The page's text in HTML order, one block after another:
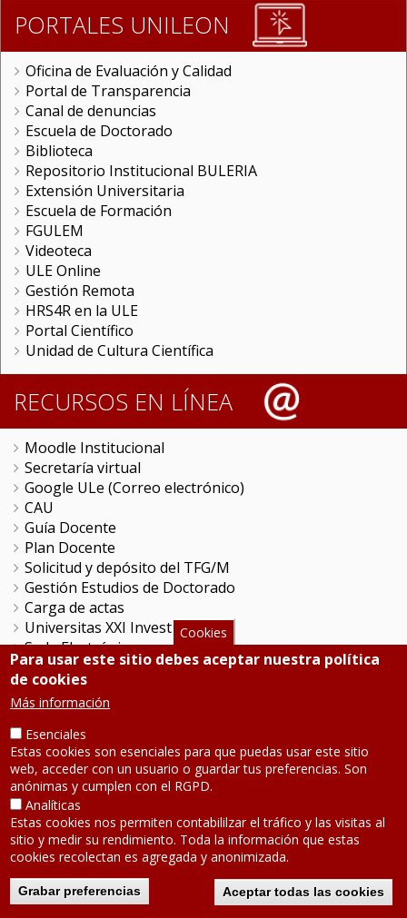
PORTALES UNILEON
Oficina de Evaluación y Calidad
Portal de Transparencia
Canal de denuncias
Escuela de Doctorado
Biblioteca
Repositorio Institucional BULERIA
Extensión Universitaria
Escuela de Formación
FGULEM
Videoteca
ULE Online
Gestión Remota
HRS4R en la ULE
Portal Científico
Unidad de Cultura Científica
RECURSOS EN LÍNEA
Moodle Institucional
Secretaría virtual
Google ULe (Correo electrónico)
CAU
Guía Docente
Plan Docente
Solicitud y depósito del TFG/M
Gestión Estudios de Doctorado
Carga de actas
Universitas XXI Investigación
Sede Electrónica
Tramitador unileon
Perfil del Contratante
Portal del Empleado
Servicio de Informática y Comunicaciones
SÍGUENOS
Teléfono: 987 291 000
Contacto
Aviso legal
Política de privacidad
Mapa de la web
2020 © Universidad de León
Cookies
Para usar este sitio debes aceptar nuestra política
de cookies
Más información
Esenciales
Estas cookies son esenciales para que puedas usar este sitio
web, acceder con un usuario o guardar tus preferencias. Son
anónimas y cumplen con el RGPD.
Analíticas
Estas cookies nos permiten contabililzar el tráfico y las visitas al
sitio y medir su rendimiento. Toda la información que estas
cookies recolectan es agregada y anonimizada.
Grabar preferencias Aceptar todas las cookies